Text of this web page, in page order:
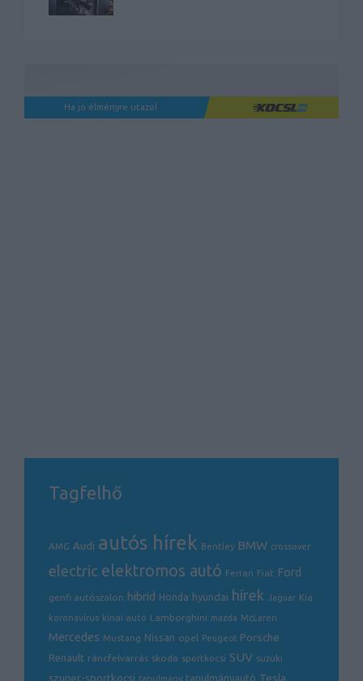
Ha jó élményre utazol
Tagfelhő
AMG Audi autós hírek Bentley BMW crossover
electric elektromos autó Ferrari Fiat Ford
genfi autószalon hibrid Honda hyundai hírek Jaguar Kia
koronavírus kínai autó Lamborghini mazda McLaren
Mercedes Mustang Nissan opel Peugeot Porsche
Renault ráncfelvarrás skoda sportkocsi SUV suzuki
szuper-sportkocsi tanulmány tanulmányautó Tesla